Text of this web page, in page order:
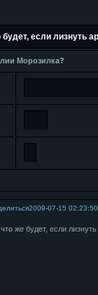
будет, если лизнуть
Морозилка?
2009-07-15 02:23:50
же будет, если